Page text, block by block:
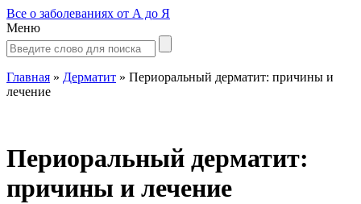
Все о заболеваниях от А до Я
Меню
Главная » Дерматит » Периоральный дерматит: причины и
лечение
Периоральный дерматит:
причины и лечение